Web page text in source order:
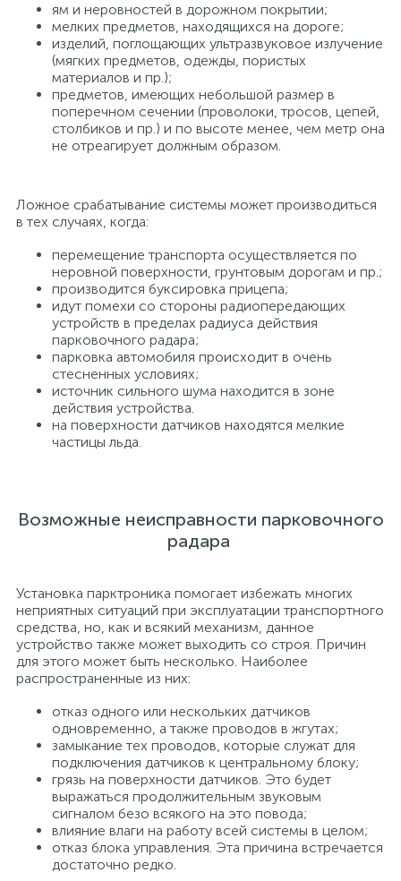
ям и неровностей в дорожном покрытии;
мелких предметов, находящихся на дороге;
изделий, поглощающих ультразвуковое излучение
(мягких предметов, одежды, пористых
материалов и пр.);
предметов, имеющих небольшой размер в
поперечном сечении (проволоки, тросов, цепей,
столбиков и пр.) и по высоте менее, чем метр она
не отреагирует должным образом.
Ложное срабатывание системы может производиться
в тех случаях, когда:
перемещение транспорта осуществляется по
неровной поверхности, грунтовым дорогам и пр.;
производится буксировка прицепа;
идут помехи со стороны радиопередающих
устройств в пределах радиуса действия
парковочного радара;
парковка автомобиля происходит в очень
стесненных условиях;
источник сильного шума находится в зоне
действия устройства.
на поверхности датчиков находятся мелкие
частицы льда.
Возможные неисправности парковочного
радара
Установка парктроника помогает избежать многих
неприятных ситуаций при эксплуатации транспортного
средства, но, как и всякий механизм, данное
устройство также может выходить со строя. Причин
для этого может быть несколько. Наиболее
распространенные из них:
отказ одного или нескольких датчиков
одновременно, а также проводов в жгутах;
замыкание тех проводов, которые служат для
подключения датчиков к центральному блоку;
грязь на поверхности датчиков. Это будет
выражаться продолжительным звуковым
сигналом безо всякого на это повода;
влияние влаги на работу всей системы в целом;
отказ блока управления. Эта причина встречается
достаточно редко.